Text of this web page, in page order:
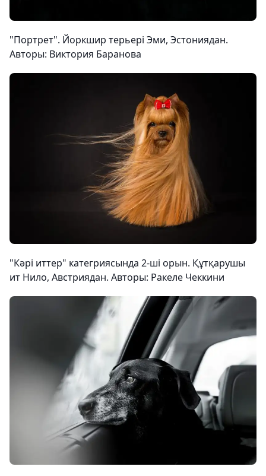
"Портрет". Йоркшир терьері Эми, Эстониядан.
Авторы: Виктория Баранова
"Кәрі иттер" категриясында 2-ші орын. Құтқарушы
ит Нило, Австриядан. Авторы: Ракеле Чеккини